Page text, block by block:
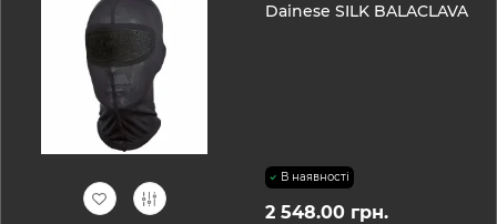
Dainese SILK BALACLAVA
В наявності
2 548.00 грн.